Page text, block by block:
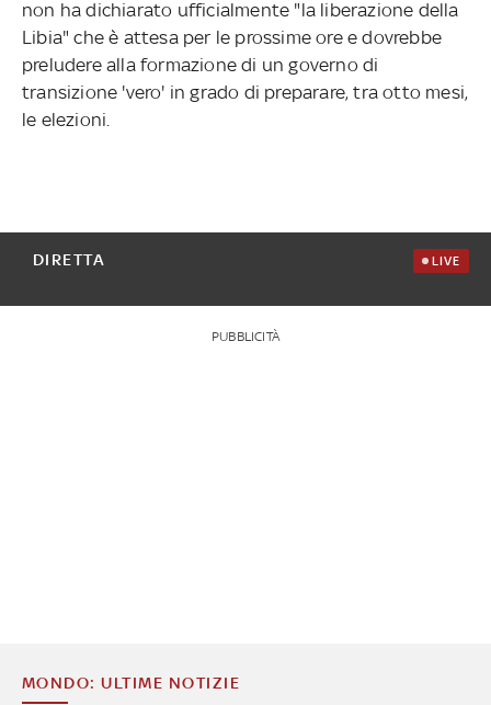
non ha dichiarato ufficialmente "la liberazione della
Libia" che è attesa per le prossime ore e dovrebbe
preludere alla formazione di un governo di
transizione 'vero' in grado di preparare, tra otto mesi,
le elezioni.
DIRETTA LIVE
PUBBLICITÀ
MONDO: ULTIME NOTIZIE